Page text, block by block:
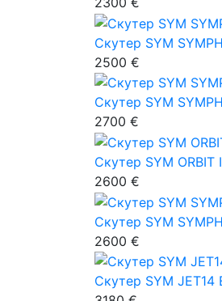
Скутер SYM
2500 €
Скутер SYM
2700 €
Скутер SYM ORBIT
2600 €
Скутер SYM
2600 €
Скутер SYM JET14